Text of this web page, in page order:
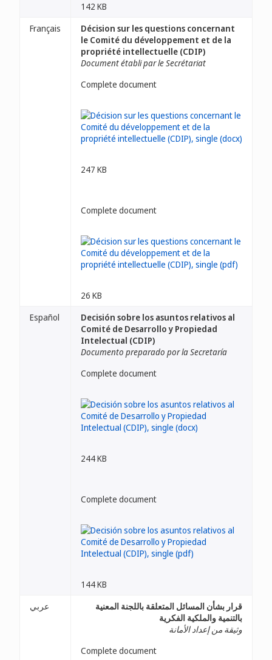
142 KB
Français
Décision sur les questions concernant
le Comité du développement et de la
propriété intellectuelle (CDIP)
Document établi par le Secrétariat
Complete document
247 KB
Complete document
26 KB
Español
Decisión sobre los asuntos relativos al
Comité de Desarrollo y Propiedad
Intelectual (CDIP)
Documento preparado por la Secretaría
Complete document
244 KB
Complete document
144 KB
عربي
قرار بشأن المسائل المتعلقة باللجنة المعنية
بالتنمية والملكية الفكرية
وثيقة من إعداد الأمانة
Complete document